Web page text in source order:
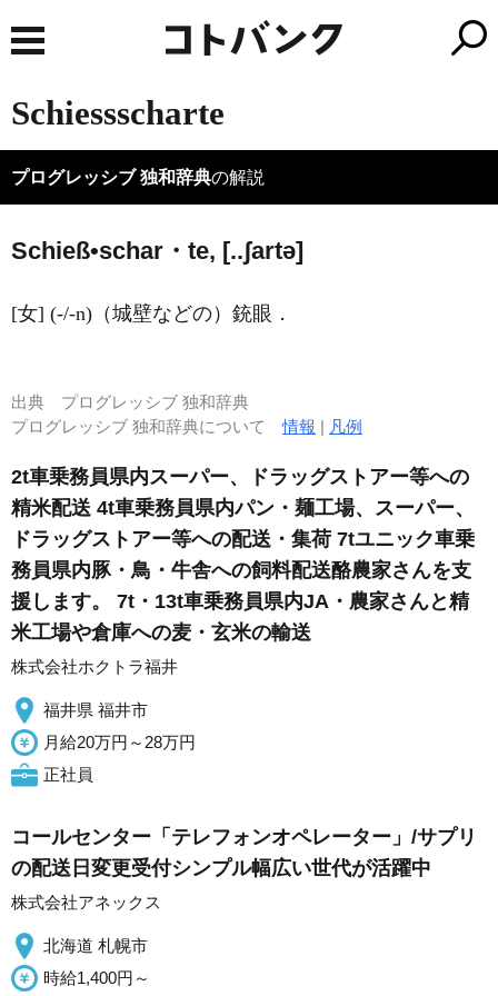
Schiessscharte
プログレッシブ 独和辞典の解説
Schieß•schar・te, [..ʃartə]
[女] (-/-n)（城壁などの）銃眼．
出典 プログレッシブ 独和辞典
プログレッシブ 独和辞典について情報 | 凡例
2t車乗務員県内スーパー、ドラッグストアー等への
精米配送 4t車乗務員県内パン・麺工場、スーパー、
ドラッグストアー等への配送・集荷 7tユニック車乗
務員県内豚・鳥・牛舎への飼料配送酪農家さんを支
援します。 7t・13t車乗務員県内JA・農家さんと精
米工場や倉庫への麦・玄米の輸送
株式会社ホクトラ福井
福井県 福井市
月給20万円～28万円
正社員
コールセンター「テレフォンオペレーター」/サプリ
の配送日変更受付シンプル幅広い世代が活躍中
株式会社アネックス
北海道 札幌市
時給1,400円～